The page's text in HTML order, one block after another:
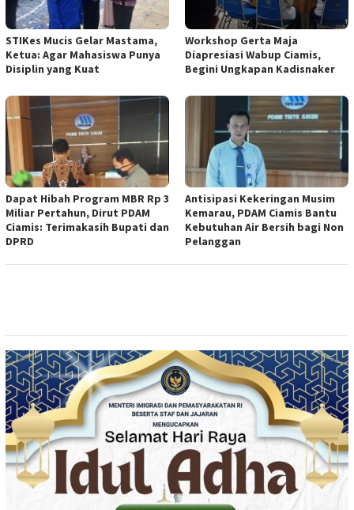
STIKes Mucis Gelar Mastama,
Ketua: Agar Mahasiswa Punya
Disiplin yang Kuat
Workshop Gerta Maja
Diapresiasi Wabup Ciamis,
Begini Ungkapan Kadisnaker
Dapat Hibah Program MBR Rp 3
Miliar Pertahun, Dirut PDAM
Ciamis: Terimakasih Bupati dan
DPRD
Antisipasi Kekeringan Musim
Kemarau, PDAM Ciamis Bantu
Kebutuhan Air Bersih bagi Non
Pelanggan